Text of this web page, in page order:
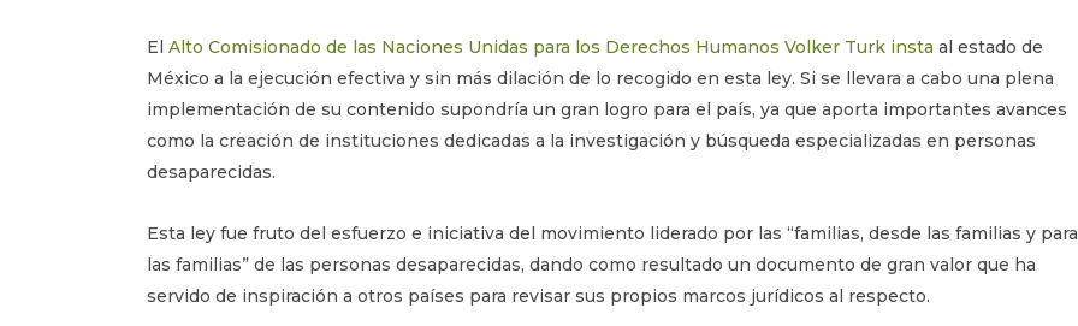
El Alto Comisionado de las Naciones Unidas para los Derechos Humanos Volker Turk insta al estado de
México a la ejecución efectiva y sin más dilación de lo recogido en esta ley. Si se llevara a cabo una plena
implementación de su contenido supondría un gran logro para el país, ya que aporta importantes avances
como la creación de instituciones dedicadas a la investigación y búsqueda especializadas en personas
desaparecidas.
Esta ley fue fruto del esfuerzo e iniciativa del movimiento liderado por las “familias, desde las familias y para
las familias” de las personas desaparecidas, dando como resultado un documento de gran valor que ha
servido de inspiración a otros países para revisar sus propios marcos jurídicos al respecto.